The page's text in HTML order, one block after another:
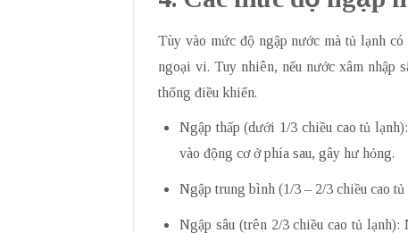
Tùy vào mức độ ngập nước mà tủ lạnh
ngoại vi. Tuy nhiên, nếu nước xâm nhập
thống điều khiển.
Ngập thấp (dưới 1/3 chiều cao tủ
vào động cơ ở phía sau, gây hư hỏng.
Ngập trung bình (1/3 – 2/3 chiều cao
Ngập sâu (trên 2/3 chiều cao tủ